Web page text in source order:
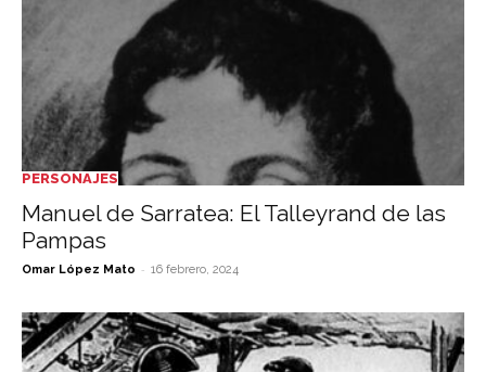
PERSONAJES
Manuel de Sarratea: El Talleyrand de las
Pampas
Omar López Mato - 16 febrero, 2024